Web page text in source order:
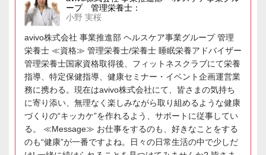
ープ 管理栄養士：
小野 実桜
avivo株式会社 事業推進部 ヘルスケア事業グループ 管理
栄養士 ≪資格≫ 管理栄養士/栄養士 睡眠栄養アドバイザー
管理栄養士国家資格取得後、フィットネスクラブにて栄養
指導、特定保健指導、健康セミナー・イベント企画運営業
務に携わる。現在はavivo株式会社にて、皆さまの気持ち
に寄り添い、無理なく楽しみながら取り組めるような健康
づくりの“キッカケ”を作れるよう、サポートに従事してい
る。 ≪Message≫ お仕事をするのも、好きなことをする
のも“健康”が一番ですよね。日々の日常生活の中で少しだ